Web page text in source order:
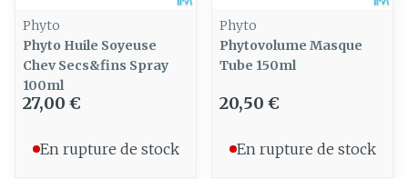
Phyto
Phyto Huile Soyeuse
Chev Secs&fins Spray
100ml
27,00 €
En rupture de stock
Phyto
Phytovolume Masque
Tube 150ml
20,50 €
En rupture de stock